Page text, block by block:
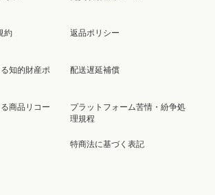
約
知的財産ポ
商品リコー
返品ポリシー
配送遅延補償
プラットフォーム苦情・紛争処
理規程
特商法に基づく表記